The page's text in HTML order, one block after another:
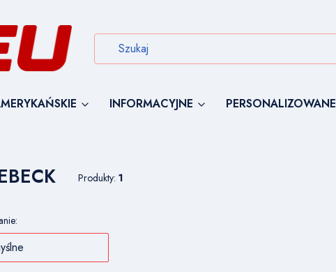
INFORMACYJNE PERSONALIZOWANE
Produkty: 1
produktów